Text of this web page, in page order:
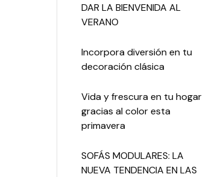
DAR LA BIENVENIDA AL
VERANO
Incorpora diversión en tu
decoración clásica
Vida y frescura en tu hogar
gracias al color esta
primavera
SOFÁS MODULARES: LA
NUEVA TENDENCIA EN LAS